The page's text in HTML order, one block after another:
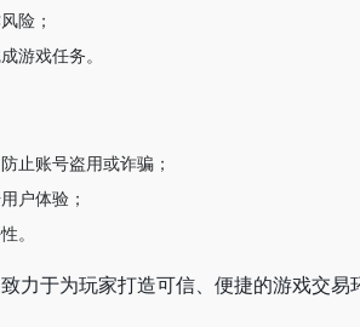
险；
游戏任务。
止账号盗用或诈骗；
户体验；
。
力于为玩家打造可信、便捷的游戏交易